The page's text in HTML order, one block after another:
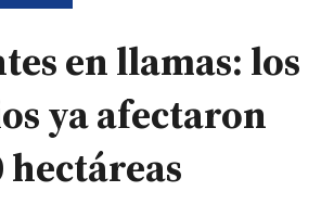
en llamas: los
ya afectaron
hectáreas